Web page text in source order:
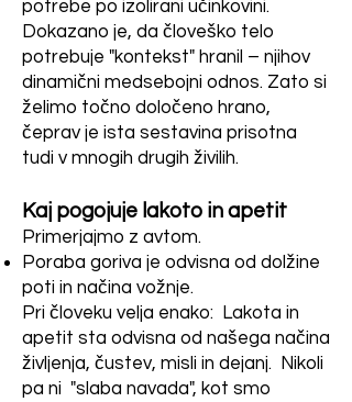
potrebe po izolirani učinkovini.
Dokazano je, da človeško telo
potrebuje "kontekst" hranil – njihov
dinamični medsebojni odnos. Zato si
želimo točno določeno hrano,
čeprav je ista sestavina prisotna
tudi v mnogih drugih živilih.
Kaj pogojuje lakoto in apetit
Primerjajmo z avtom.
Poraba goriva je odvisna od dolžine
poti in načina vožnje.
Pri človeku velja enako: Lakota in
apetit sta odvisna od našega načina
življenja, čustev, misli in dejanj. Nikoli
pa ni "slaba navada", kot smo